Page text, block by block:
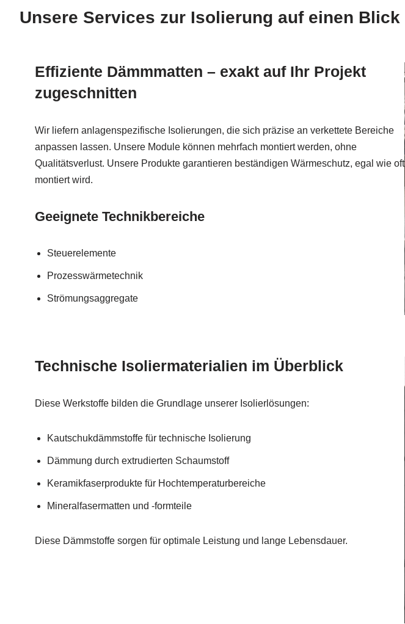
Unsere Services zur Isolierung auf einen Blick
Effiziente Dämmmatten – exakt auf Ihr Projekt
zugeschnitten
Wir liefern anlagenspezifische Isolierungen, die sich präzise an verkettete Bereiche
anpassen lassen. Unsere Module können mehrfach montiert werden, ohne
Qualitätsverlust. Unsere Produkte garantieren beständigen Wärmeschutz, egal wie oft
montiert wird.
Geeignete Technikbereiche
Steuerelemente
Prozesswärmetechnik
Strömungsaggregate
Technische Isoliermaterialien im Überblick
Diese Werkstoffe bilden die Grundlage unserer Isolierlösungen:
Kautschukdämmstoffe für technische Isolierung
Dämmung durch extrudierten Schaumstoff
Keramikfaserprodukte für Hochtemperaturbereiche
Mineralfasermatten und -formteile
Diese Dämmstoffe sorgen für optimale Leistung und lange Lebensdauer.